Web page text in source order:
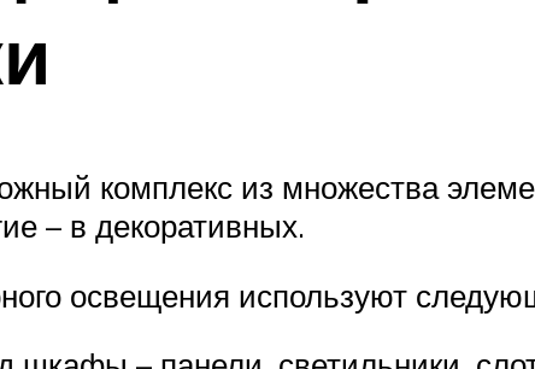
комплекс из множества
– в декоративных.
освещения используют